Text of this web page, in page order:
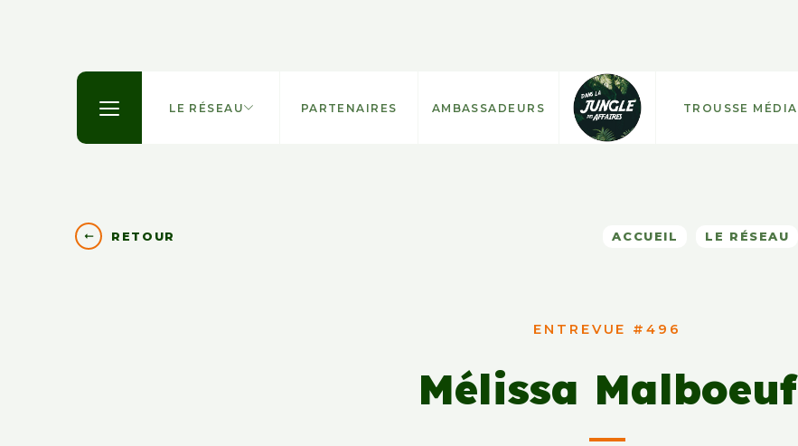
LE RÉSEAU PARTENAIRES AMBASSADEURS TROUSSE MÉDIA
RETOUR ACCUEIL LE RÉSEAU
ENTREVUE #496
Mélissa Malboeuf